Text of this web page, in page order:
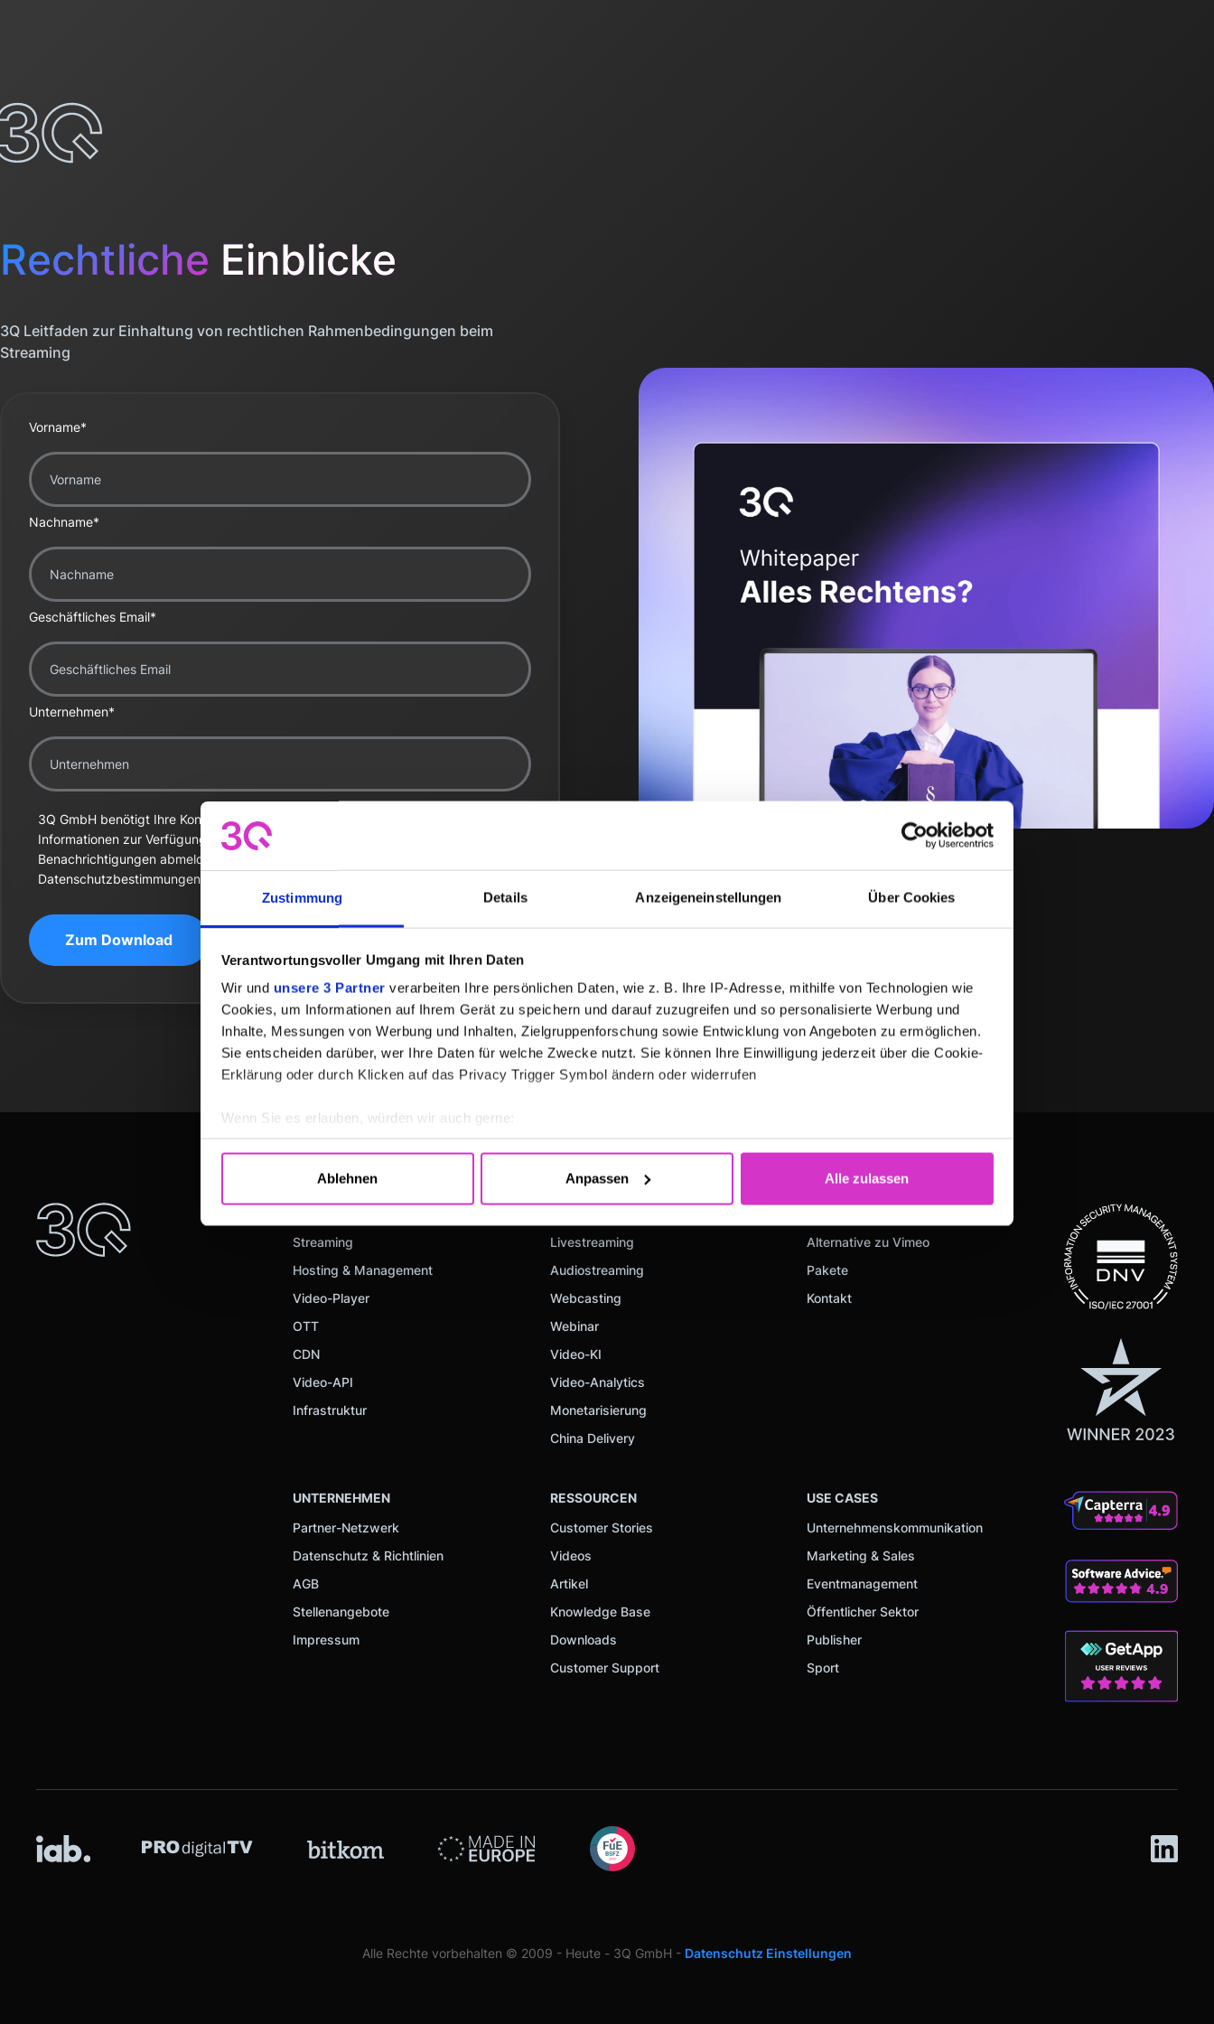
Zustimmung Details Anzeigeneinstellungen Über Cookies
Verantwortungsvoller Umgang mit Ihren Daten
Wir und unsere 3 Partner verarbeiten Ihre persönlichen Daten, wie z. B. Ihre IP-Adresse, mithilfe von Technologien wie
Cookies, um Informationen auf Ihrem Gerät zu speichern und darauf zuzugreifen und so personalisierte Werbung und
Inhalte, Messungen von Werbung und Inhalten, Zielgruppenforschung sowie Entwicklung von Angeboten zu ermöglichen.
Sie entscheiden darüber, wer Ihre Daten für welche Zwecke nutzt. Sie können Ihre Einwilligung jederzeit über die Cookie-
Erklärung oder durch Klicken auf das Privacy Trigger Symbol ändern oder widerrufen
Wenn Sie es erlauben, würden wir auch gerne:
Ihr Gerät durch aktives Scannen nach bestimmten Merkmalen (Fingerprinting) identifizieren
Erfahren Sie mehr darüber, wie Ihre persönlichen Daten verarbeitet werden, und legen Sie Ihre Präferenzen imAbschnitt
Einzelheitenfest.
Wir verwenden Cookies, um Inhalte und Anzeigen zu personalisieren, Funktionen für soziale Medien anbieten zu können
Website an unsere Partner für soziale Medien, Werbung und Analysen weiter. Unsere Partner führen diese Informationen
möglicherweise mit weiteren Daten zusammen, die Sie ihnen bereitgestellt haben oder die sie im Rahmen Ihrer Nutzung
der Dienste gesammelt haben.
Ablehnen Anpassen Alle zulassen
Rechtliche Einblicke
3Q Leitfaden zur Einhaltung von rechtlichen Rahmenbedingungen beim
Streaming
Vorname*
Nachname*
Geschäftliches Email*
Unternehmen*
3Q GmbH benötigt Ihre Kontaktinformationen, um Ihnen die gewünschten
Informationen zur Verfügung zu stellen. Sie können sich jederzeit von diesen
Benachrichtigungen abmelden. Informationen zu unseren
Datenschutzbestimmungen finden Sie in unseren
Streaming
Hosting & Management
Video-Player
OTT
CDN
Video-API
Infrastruktur
RESSOURCEN
Customer Stories
Videos
Artikel
Knowledge Base
Downloads
Customer Support
Livestreaming
Audiostreaming
Webcasting
Webinar
Video-KI
Video-Analytics
Monetarisierung
China Delivery
Alternative zu Vimeo
Pakete
Kontakt
USE CASES
Unternehmenskommunikation
Marketing & Sales
Eventmanagement
Öffentlicher Sektor
Publisher
Sport
UNTERNEHMEN
Partner-Netzwerk
Datenschutz & Richtlinien
AGB
Stellenangebote
Impressum
Alle Rechte vorbehalten © 2009 - Heute - 3Q GmbH - Datenschutz Einstellungen